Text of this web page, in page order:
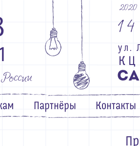
2020
14
ул .
К Ц
СА
Партнёры Контакты